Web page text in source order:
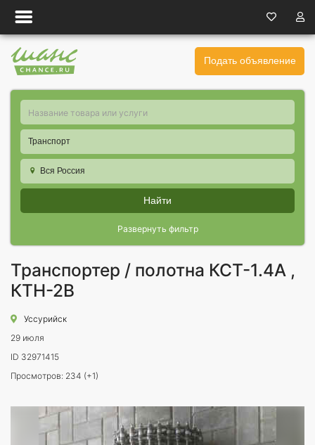
Подать объявление
Транспорт
Вся Россия
Найти
Развернуть фильтр
Транспортер / полотна КСТ-1.4А ,
КТН-2В
Уссурийск
29 июля
ID 32971415
Просмотров: 234 (+1)